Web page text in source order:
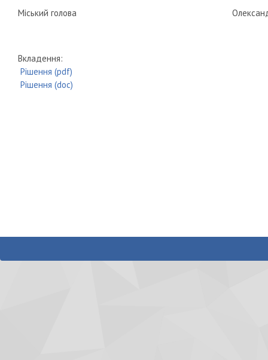
Міський голова Олександр
Вкладення:
Рішення (pdf)
Рішення (doc)